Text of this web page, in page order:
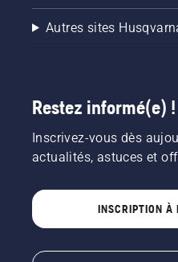
Autres sites
Restez informé(e) !
Inscrivez-vous dès
actualités, astuces et
INSCRIPTION À